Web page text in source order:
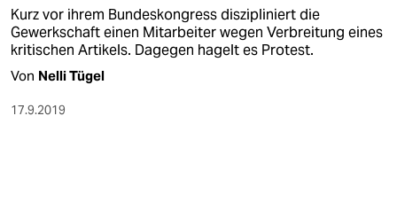
Kurz vor ihrem Bundeskongress diszipliniert die
Gewerkschaft einen Mitarbeiter wegen Verbreitung eines
kritischen Artikels. Dagegen hagelt es Protest.
Von Nelli Tügel
17.9.2019